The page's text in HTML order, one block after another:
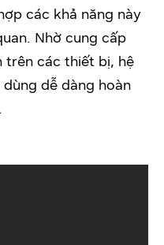
các khả năng này
Nhờ cung cấp
trên các thiết bị, hệ
dễ dàng hoàn